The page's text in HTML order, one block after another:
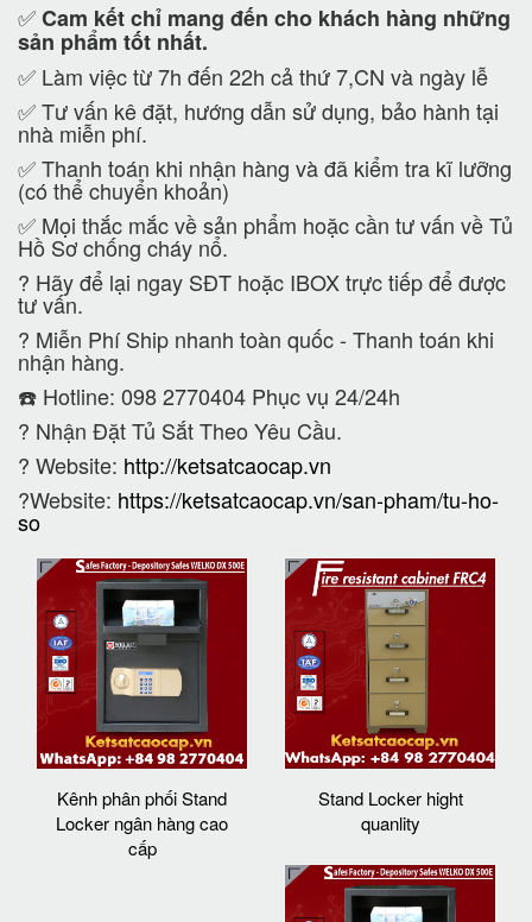
✅Cam kếtchỉ mang đến cho khách hàng những
sản phẩm tốt nhất.
✅ Làm việc từ 7h đến 22h cả thứ 7,CN và ngày lễ
✅ Tư vấn kê đặt, hướng dẫn sử dụng, bảo hành tại
nhà miễn phí.
✅ Thanh toán khi nhận hàng và đã kiểm tra kĩ lưỡng
(có thể chuyển khoản)
✅ Mọi thắc mắc về sản phẩm hoặc cần tư vấn về Tủ
Hồ Sơ chống cháy nổ.
? Hãy để lại ngay SĐT hoặc IBOX trực tiếp để được
tư vấn.
? Miễn Phí Ship nhanh toàn quốc - Thanh toán khi
nhận hàng.
☎️ Hotline: 098 2770404 Phục vụ 24/24h
? Nhận Đặt Tủ Sắt Theo Yêu Cầu.
? Website: http://ketsatcaocap.vn
?Website: https://ketsatcaocap.vn/san-pham/tu-ho-
so
Kênh phân phối Stand
Locker ngân hàng cao
cấp
Stand Locker hight
quanlity